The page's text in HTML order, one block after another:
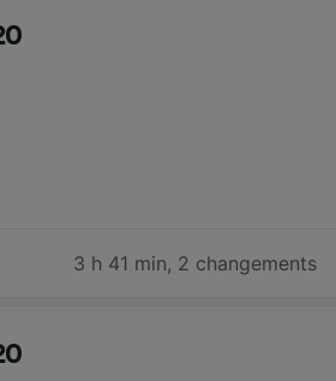
3 h 41 min, 2 changements